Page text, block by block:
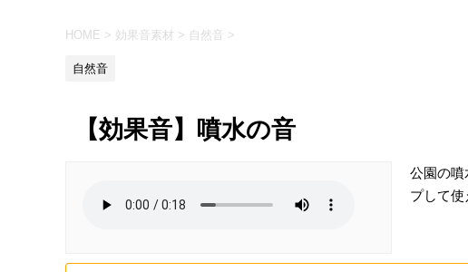
HOME > 効果音素材 > 自然音 >
自然音
【効果音】噴水の音
公園の噴
プして使